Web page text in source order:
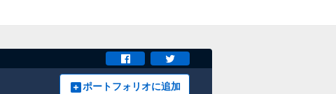
ポートフォリオに追加